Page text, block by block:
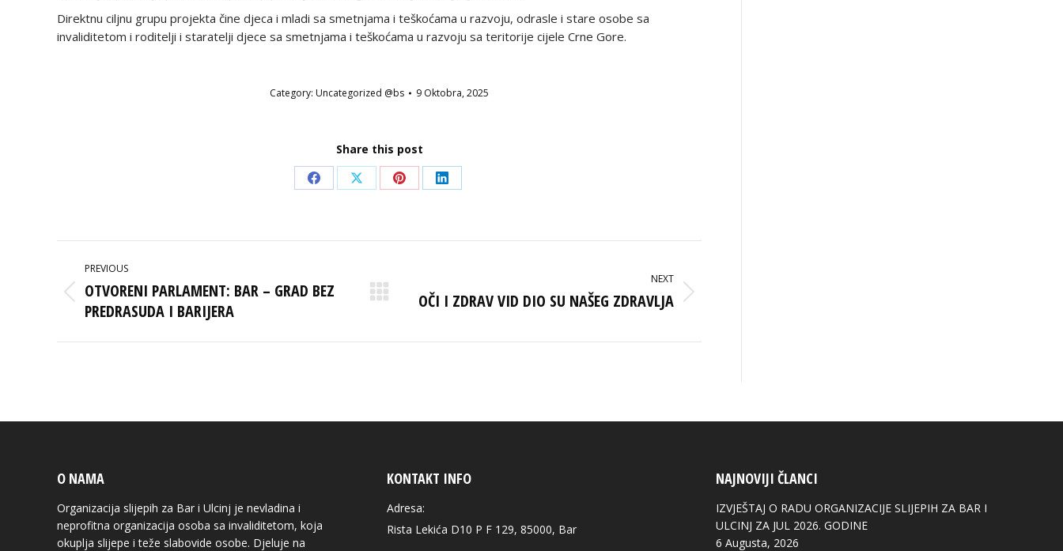
Direktnu ciljnu grupu projekta čine djeca i mladi sa smetnjama i teškoćama u razvoju, odrasle i stare osobe sa
invaliditetom i roditelji i staratelji djece sa smetnjama i teškoćama u razvoju sa teritorije cijele Crne Gore.
Category: Uncategorized @bs 9 Oktobra, 2025
Share this post
Share
Facebook
Share
X
Share
Pinterest
Share
LinkedIn
POST
NAVIGATION
PREVIOUS
Previous
post:
OTVORENI PARLAMENT: BAR – GRAD BEZ
PREDRASUDA I BARIJERA
NEXT
Next
OČI I ZDRAV VID DIO SU NAŠEG ZDRAVLJA
O NAMA
Organizacija slijepih za Bar i Ulcinj je nevladina i
neprofitna organizacija osoba sa invaliditetom, koja
okuplja slijepe i teže slabovide osobe. Djeluje na
KONTAKT INFO
Adresa:
Rista Lekića D10 P F 129, 85000, Bar
NAJNOVIJI ČLANCI
IZVJEŠTAJ O RADU ORGANIZACIJE SLIJEPIH ZA BAR I
ULCINJ ZA JUL 2026. GODINE
6 Augusta, 2026